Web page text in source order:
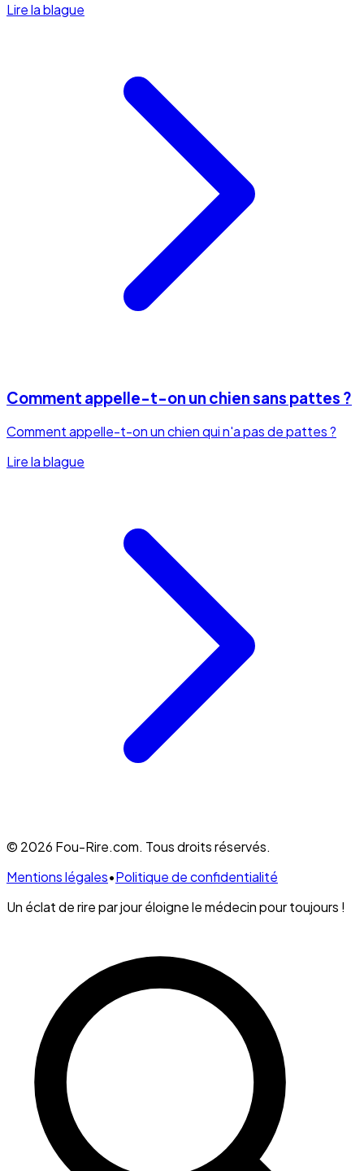
Lire la blague
Comment appelle-t-on un chien sans pattes ?
Comment appelle-t-on un chien qui n'a pas de pattes ?
Lire la blague
© 2026 Fou-Rire.com. Tous droits réservés.
Mentions légales•Politique de confidentialité
Un éclat de rire par jour éloigne le médecin pour toujours !